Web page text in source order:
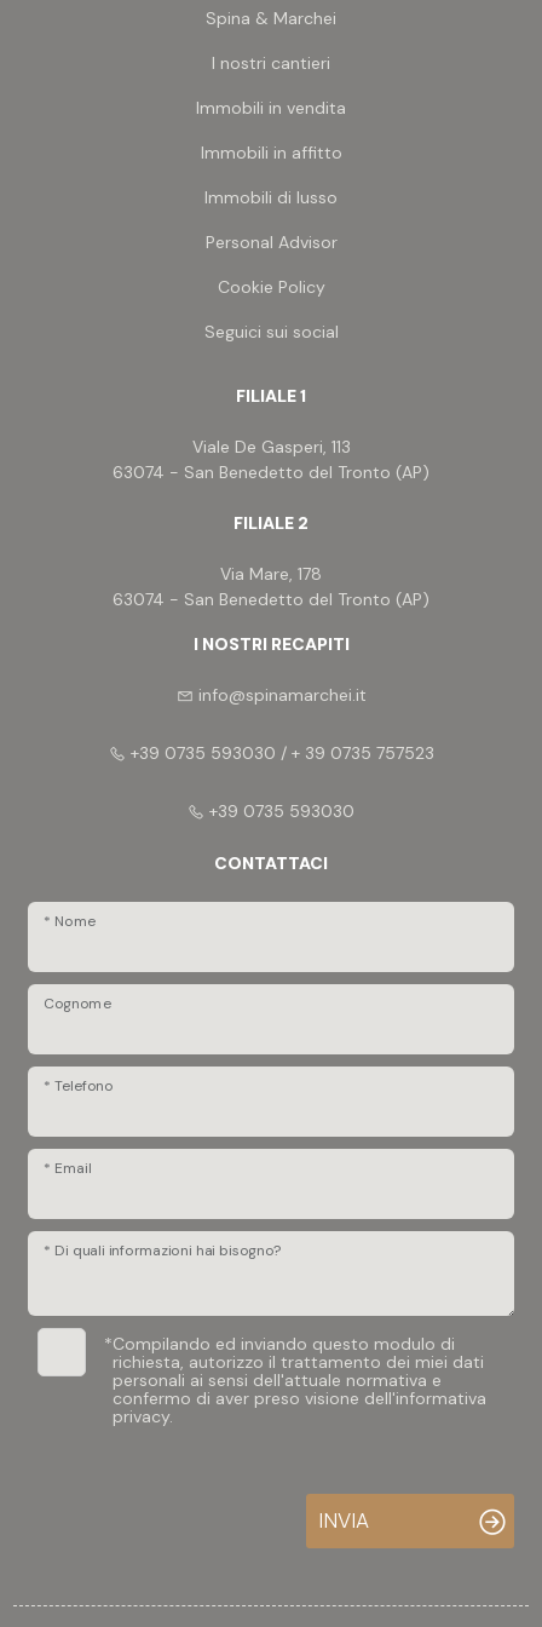
Spina & Marchei
I nostri cantieri
Immobili in vendita
Immobili in affitto
Immobili di lusso
Personal Advisor
Cookie Policy
Seguici sui social
FILIALE 1
Viale De Gasperi, 113
63074 - San Benedetto del Tronto (AP)
FILIALE 2
Via Mare, 178
63074 - San Benedetto del Tronto (AP)
I NOSTRI RECAPITI
info@spinamarchei.it
+39 0735 593030 / + 39 0735 757523
+39 0735 593030
CONTATTACI
* Nome
Cognome
* Telefono
* Email
* Di quali informazioni hai bisogno?
*Compilando ed inviando questo modulo di
richiesta, autorizzo il trattamento dei miei dati
personali ai sensi dell'attuale normativa e
confermo di aver preso visione dell'informativa
privacy.
INVIA